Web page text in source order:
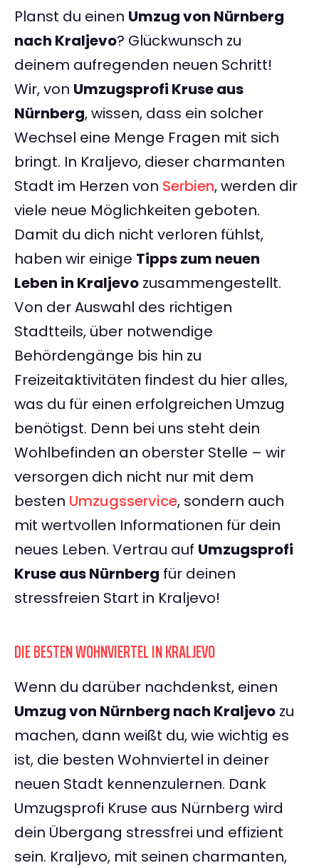
Planst du einen Umzug von Nürnberg
nach Kraljevo? Glückwunsch zu
deinem aufregenden neuen Schritt!
Wir, von Umzugsprofi Kruse aus
Nürnberg, wissen, dass ein solcher
Wechsel eine Menge Fragen mit sich
bringt. In Kraljevo, dieser charmanten
Stadt im Herzen von Serbien, werden dir
viele neue Möglichkeiten geboten.
Damit du dich nicht verloren fühlst,
haben wir einige Tipps zum neuen
Leben in Kraljevo zusammengestellt.
Von der Auswahl des richtigen
Stadtteils, über notwendige
Behördengänge bis hin zu
Freizeitaktivitäten findest du hier alles,
was du für einen erfolgreichen Umzug
benötigst. Denn bei uns steht dein
Wohlbefinden an oberster Stelle – wir
versorgen dich nicht nur mit dem
besten Umzugsservice, sondern auch
mit wertvollen Informationen für dein
neues Leben. Vertrau auf Umzugsprofi
Kruse aus Nürnberg für deinen
stressfreien Start in Kraljevo!
DIE BESTEN WOHNVIERTEL IN KRALJEVO
Wenn du darüber nachdenkst, einen
Umzug von Nürnberg nach Kraljevo zu
machen, dann weißt du, wie wichtig es
ist, die besten Wohnviertel in deiner
neuen Stadt kennenzulernen. Dank
Umzugsprofi Kruse aus Nürnberg wird
dein Übergang stressfrei und effizient
sein. Kraljevo, mit seinen charmanten,